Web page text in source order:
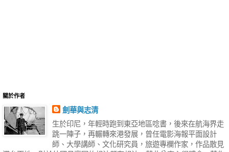
關於作者
劍華與志清
生於印尼，年輕時跑到東亞地區唸書，後來在航海界走
跳一陣子，再輾轉來港發展，曾任電影海報平面設計
師、大學講師、文化研究員，旅遊專欄作家，作品散見